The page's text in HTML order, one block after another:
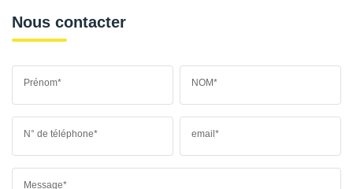
Nous contacter
Prénom* NOM*
N° de téléphone* email*
Message*